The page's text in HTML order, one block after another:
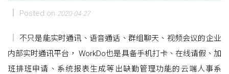
Posted on 2020-04-27
不只是能实时通讯、语音通话、群组聊天、视频会议的企业
内部实时通讯平台， WorkDo也是具备手机打卡、在线请假、加
班排班申请、系统报表生成等出缺勤管理功能的云端人事系